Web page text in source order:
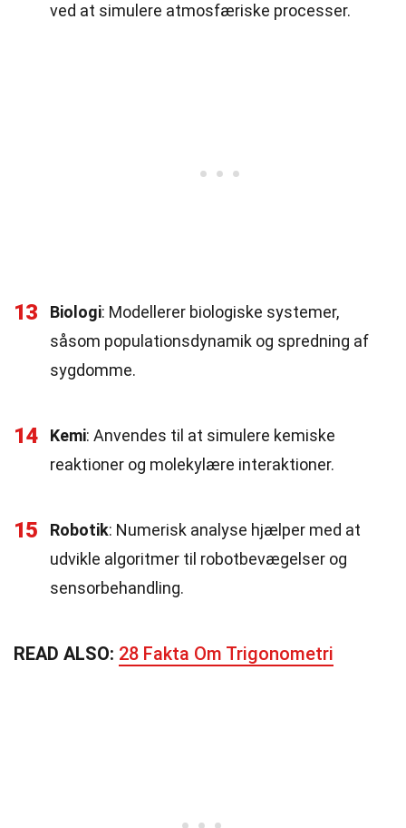
ved at simulere atmosfæriske processer.
13 Biologi: Modellerer biologiske systemer,
såsom populationsdynamik og spredning af
sygdomme.
14 Kemi: Anvendes til at simulere kemiske
reaktioner og molekylære interaktioner.
15 Robotik: Numerisk analyse hjælper med at
udvikle algoritmer til robotbevægelser og
sensorbehandling.
READ ALSO: 28 Fakta Om Trigonometri